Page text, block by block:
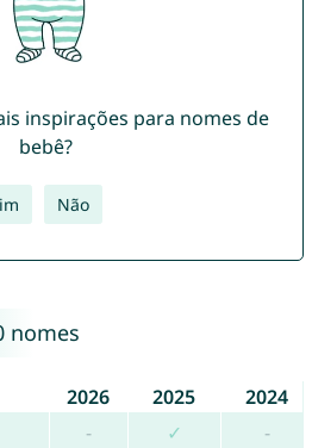
inspirações para nomes de
bebê?
Não
nomes
2026 2025
2024
- ✓
-